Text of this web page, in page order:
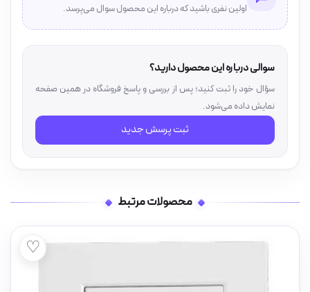
اولین نفری باشید که درباره این محصول سوال می‌پرسد.
سوالی درباره این محصول دارید؟
سؤال خود را ثبت کنید؛ پس از بررسی و پاسخ فروشگاه در همین صفحه
نمایش داده می‌شود.
ثبت پرسش جدید
محصولات مرتبط
♡